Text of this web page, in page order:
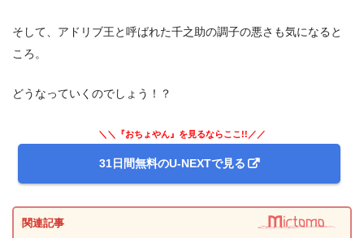
そして、アドリブ王と呼ばれた千之助の調子の悪さも気になると
ころ。
どうなっていくのでしょう！？
＼＼『おちょやん』を見るならここ!!／／
31日間無料のU-NEXTで見る
関連記事